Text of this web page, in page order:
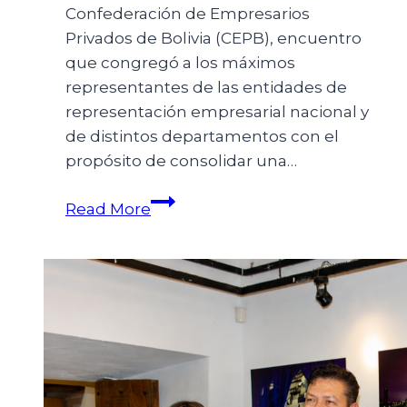
Confederación de Empresarios
Privados de Bolivia (CEPB), encuentro
que congregó a los máximos
representantes de las entidades de
representación empresarial nacional y
de distintos departamentos con el
propósito de consolidar una…
Read More